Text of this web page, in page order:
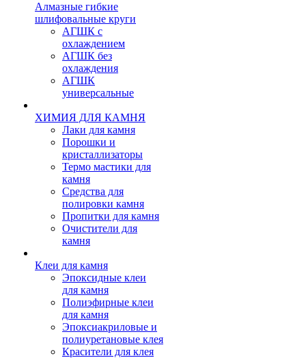
Алмазные гибкие
шлифовальные круги
АГШК с
охлаждением
АГШК без
охлаждения
АГШК
универсальные
ХИМИЯ ДЛЯ КАМНЯ
Лаки для камня
Порошки и
кристаллизаторы
Термо мастики для
камня
Средства для
полировки камня
Пропитки для камня
Очистители для
камня
Клеи для камня
Эпоксидные клеи
для камня
Полиэфирные клеи
для камня
Эпоксиакриловые и
полиуретановые клея
Красители для клея